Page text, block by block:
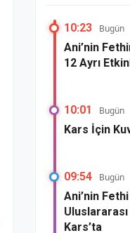
10:23 Bugün
Ani’nin
12 Ayrı
10:01 Bugün
Kars İçin
09:54 Bugün
Ani’nin Fethi
Kars’ta